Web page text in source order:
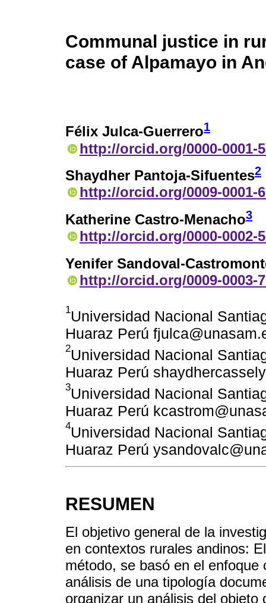
Communal justice in
case of Alpamayo in
Félix Julca-Guerrero1
http://orcid.org/0000-0001-
Shaydher Pantoja-Sifuentes2
http://orcid.org/0009-0001-
Katherine Castro-Menacho3
http://orcid.org/0000-0002-
Yenifer Sandoval-
http://orcid.org/0009-0003-
1Universidad Nacional
Huaraz Perú
2Universidad Nacional
Huaraz Perú
3Universidad Nacional
Huaraz Perú
4Universidad Nacional
Huaraz Perú
RESUMEN
El objetivo general de la
en contextos rurales andinos:
método, se basó en el
análisis de una tipología
organizar un análisis del